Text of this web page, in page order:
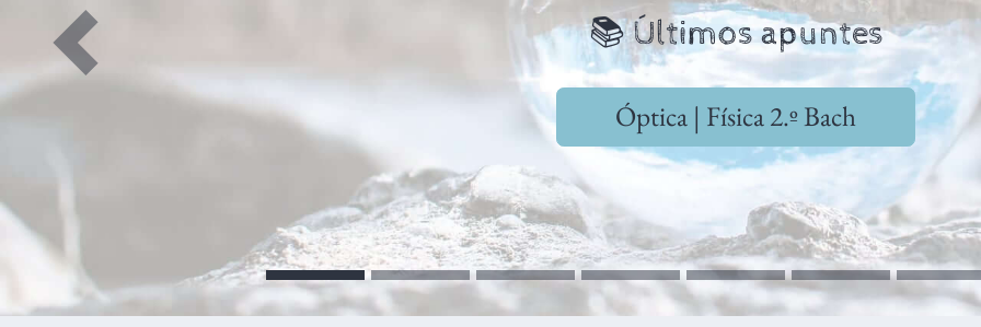
📚 Últimos apuntes
Óptica | Física 2.º Bach
Previous